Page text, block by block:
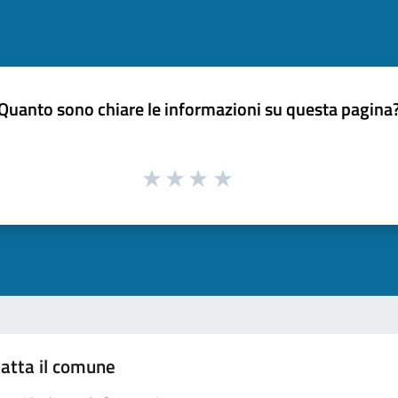
sono chiare le informazioni su questa
il comune